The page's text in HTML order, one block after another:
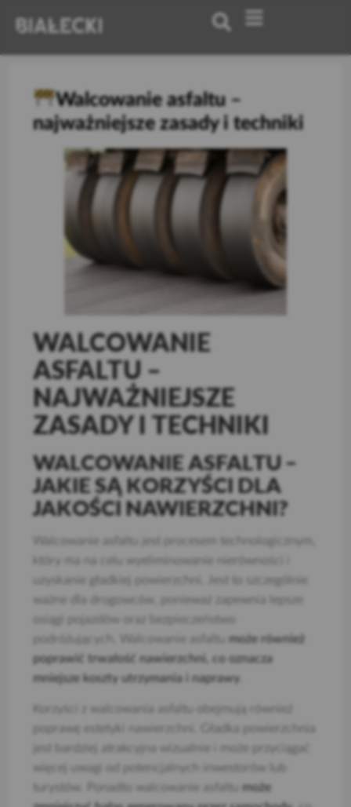
Walcowanie asfaltu –
najważniejsze zasady i techniki
WALCOWANIE
ASFALTU –
NAJWAŻNIEJSZE
ZASADY I TECHNIKI
WALCOWANIE ASFALTU –
JAKIE SĄ KORZYŚCI DLA
JAKOŚCI NAWIERZCHNI?
Walcowanie asfaltu jest procesem technologicznym,
który ma na celu wyeliminowanie nierówności i
uzyskanie gładkiej powierzchni. Jest to szczególnie
ważne dla drogowców, ponieważ zapewnia lepsze
osiągi pojazdów oraz bezpieczeństwo
podróżujących. Walcowanie asfaltu może również
poprawić trwałość nawierzchni, co oznacza
mniejsze koszty utrzymania i naprawy
Korzyści z walcowania asfaltu obejmują również
poprawę estetyki nawierzchni. Gładka powierzchnia
jest bardziej atrakcyjna wizualnie i może przyciągać
więcej uwagi od potencjalnych inwestorów lub
turystów. Ponadto walcowanie asfaltu może